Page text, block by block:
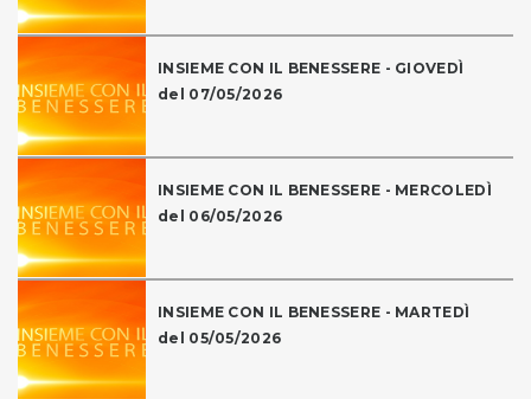
INSIEME CON IL BENESSERE - GIOVEDÌ
del 07/05/2026
INSIEME CON IL BENESSERE - MERCOLEDÌ
del 06/05/2026
INSIEME CON IL BENESSERE - MARTEDÌ
del 05/05/2026